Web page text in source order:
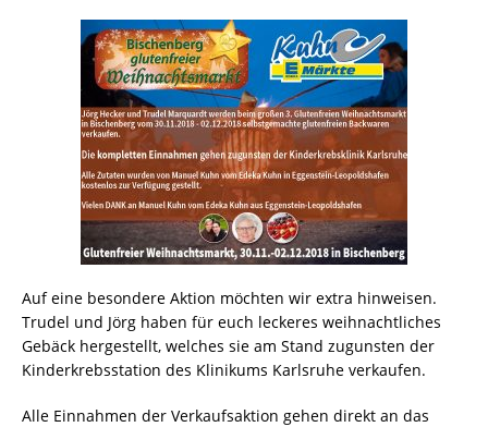
Auf eine besondere Aktion möchten wir extra hinweisen.
Trudel und Jörg haben für euch leckeres weihnachtliches
Gebäck hergestellt, welches sie am Stand zugunsten der
Kinderkrebsstation des Klinikums Karlsruhe verkaufen.
Alle Einnahmen der Verkaufsaktion gehen direkt an das